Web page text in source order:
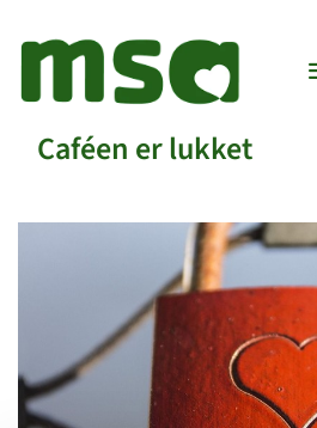
Caféen er lukket